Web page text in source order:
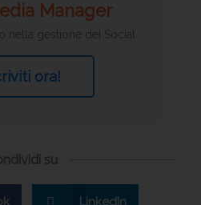
Manager
nella gestione dei Social
ora!
su
LinkedIn